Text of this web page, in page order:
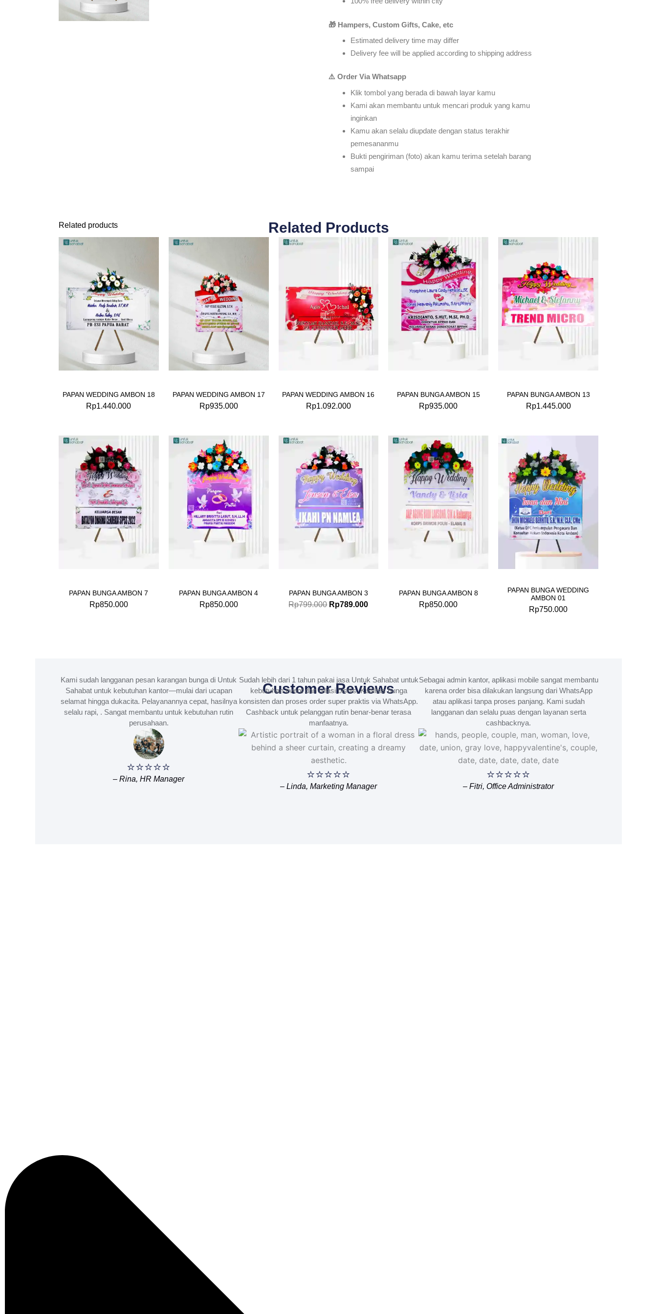
🎁 Hampers, Custom Gifts, Cake, etc
Estimated delivery time may differ
Delivery fee will be applied according to shipping address
⚠️ Order Via Whatsapp
Klik tombol yang berada di bawah layar kamu
Kami akan membantu untuk mencari produk yang kamu
inginkan
Kamu akan selalu diupdate dengan status terakhir
pemesananmu
Bukti pengiriman (foto) akan kamu terima setelah barang
sampai
Related Products
Related products
PAPAN WEDDING AMBON 18
Rp1.440.000
PAPAN WEDDING AMBON 17
Rp935.000
PAPAN WEDDING AMBON 16
Rp1.092.000
PAPAN BUNGA AMBON 15
Rp935.000
PAPAN BUNGA AMBON 13
Rp1.445.000
PAPAN BUNGA AMBON 7
Rp850.000
PAPAN BUNGA AMBON 4
Rp850.000
PAPAN BUNGA AMBON 3
Rp799.000
price
was:
Rp799.000.
Rp789.000
Current
Rp789.000.
PAPAN BUNGA AMBON 8
Rp850.000
PAPAN BUNGA WEDDING
AMBON 01
Rp750.000
Customer Reviews
Kami sudah langganan pesan karangan bunga di Untuk
Sahabat untuk kebutuhan kantor—mulai dari ucapan
selamat hingga dukacita. Pelayanannya cepat, hasilnya
selalu rapi, . Sangat membantu untuk kebutuhan rutin
perusahaan.
⭐⭐⭐⭐⭐
– Rina, HR Manager
Sudah lebih dari 1 tahun pakai jasa Untuk Sahabat untuk
kebutuhan event dan relasi bisnis. Kualitas bunga
konsisten dan proses order super praktis via WhatsApp.
Cashback untuk pelanggan rutin benar-benar terasa
manfaatnya.
⭐⭐⭐⭐⭐
– Linda, Marketing Manager
Sebagai admin kantor, aplikasi mobile sangat membantu
karena order bisa dilakukan langsung dari WhatsApp
atau aplikasi tanpa proses panjang. Kami sudah
langganan dan selalu puas dengan layanan serta
cashbacknya.
⭐⭐⭐⭐⭐
– Fitri, Office Administrator